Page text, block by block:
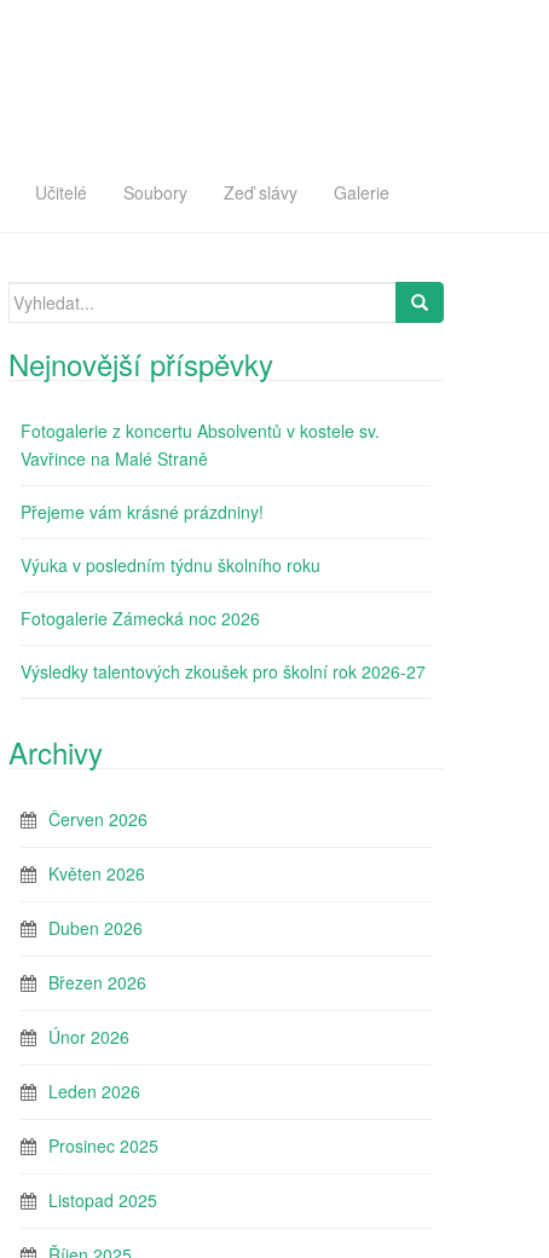
Učitelé Soubory Zeď slávy Galerie
Search
Nejnovější příspěvky
Fotogalerie z koncertu Absolventů v kostele sv.
Vavřince na Malé Straně
Přejeme vám krásné prázdniny!
Výuka v posledním týdnu školního roku
Fotogalerie Zámecká noc 2026
Výsledky talentových zkoušek pro školní rok 2026-27
Archivy
Červen 2026
Květen 2026
Duben 2026
Březen 2026
Únor 2026
Leden 2026
Prosinec 2025
Listopad 2025